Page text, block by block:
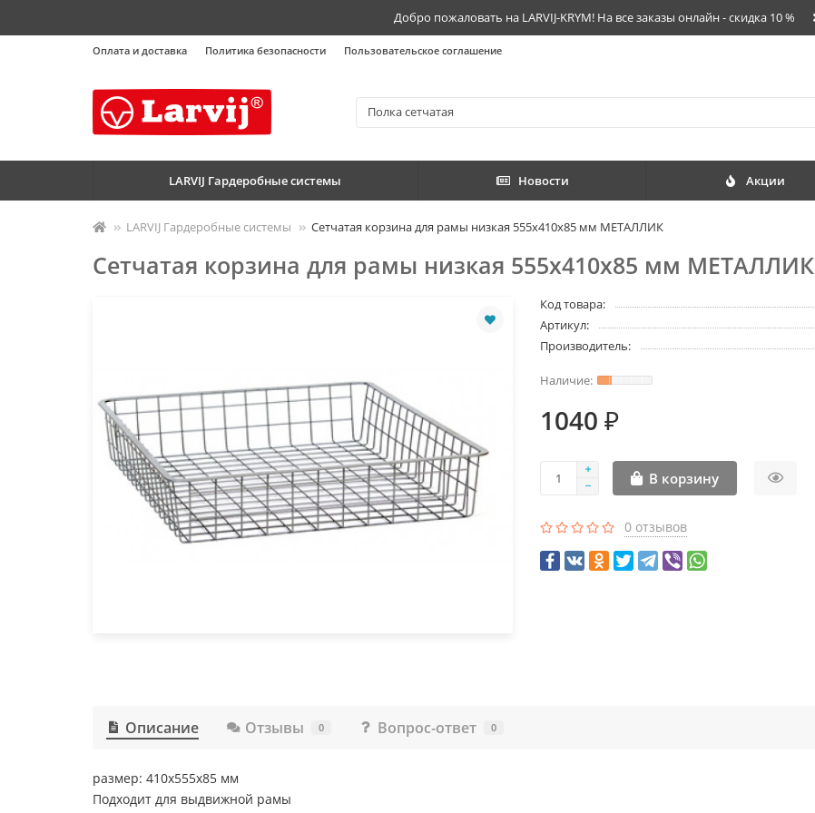
Добро пожаловать на LARVIJ-KRYM! На все заказы онлайн - скидка 10 %
Оплата и доставка Политика безопасности Пользовательское соглашение
LARVIJ Гардеробные системы Новости Акции
LARVIJ Гардеробные системы Сетчатая корзина для рамы низкая 555х410х85 мм МЕТАЛЛИК
Сетчатая корзина для рамы низкая 555х410х85 мм МЕТАЛЛИК
Код товара:
Артикул:
Производитель:
1040 ₽
В корзину
0 отзывов
Описание Отзывы 0 Вопрос-ответ 0
размер: 410х555х85 мм
Подходит для выдвижной рамы